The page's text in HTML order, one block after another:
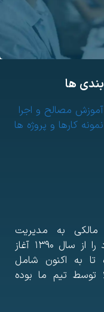
ها
مصالح و اجرا
کارها و پروژه ها
به مدیریت
مهندس مسعود مالکی فعالیت خود را از سال ۱۳۹۰ آغاز
اکنون شامل
تیم ما بوده